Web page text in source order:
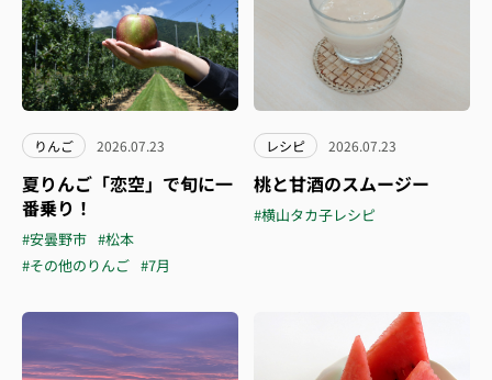
りんご 2026.07.23
夏りんご「恋空」で旬に一
番乗り！
#安曇野市 #松本
#その他のりんご #7月
レシピ 2026.07.23
桃と甘酒のスムージー
#横山タカ子レシピ